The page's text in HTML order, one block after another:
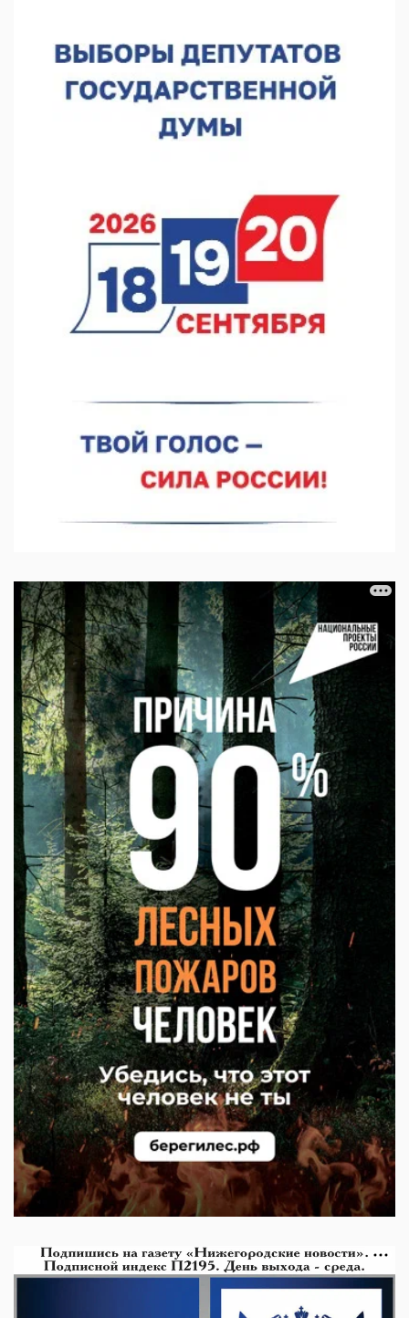
В Нижнем Новгороде прошло совещание Росгвардии
покраской телебашни
07.08.2026 11:20
В автобусах Арзамаса устанавливают терминалы оплаты
07.08.2026 11:03